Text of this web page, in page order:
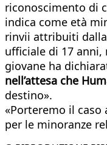
riconoscimento di
indica come età
rinvii attribuiti dalla
ufficiale di 17
giovane ha
nell’attesa che
destino».
«Porteremo il
per le minoranze